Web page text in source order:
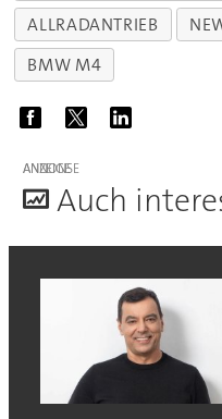
ALLRADANTRIEB
BMW M4
ANZEIGE
Auch